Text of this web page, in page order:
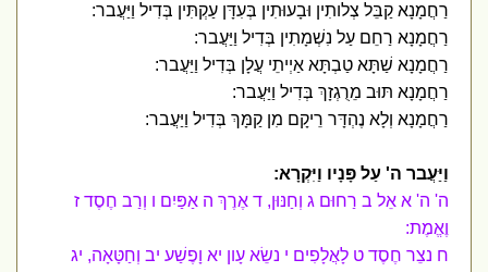
רַחֲמָנָא קַבֵּל צְלותִין וּבָעוּתִין בְּעִדָּן עַקְתִּין בְּדִיל וַיַּעֲבר:
רַחֲמָנָא רַחֵם עַל נִשְׁמָתִין בְּדִיל וַיַּעֲבר:
רַחֲמָנָא שַׁתָּא טַבְתָּא אַיְיתֵי עֲלָן בְּדִיל וַיַּעֲבר:
רַחֲמָנָא תּוּב מֵרֻגְזָךְ בְּדִיל וַיַּעֲבר:
רַחֲמָנָא וְלָא נֶהְדָּר רֵיקָם מִן קַמָּךְ בְּדִיל וַיַּעֲבר:
וַיַּעֲבר ה' עַל פָּנָיו וַיִּקְרָא:
ה' ה' א אֵל ב רַחוּם ג וְחַנּוּן, ד אֶרֶךְ ה אַפַּיִם ו וְרַב חֶסֶד ז
וֶאֱמֶת:
ח נצֵר חֶסֶד ט לָאֲלָפִים י נשֵׂא עָון יא וָפֶשַׁע יב וְחַטָּאָה, יג